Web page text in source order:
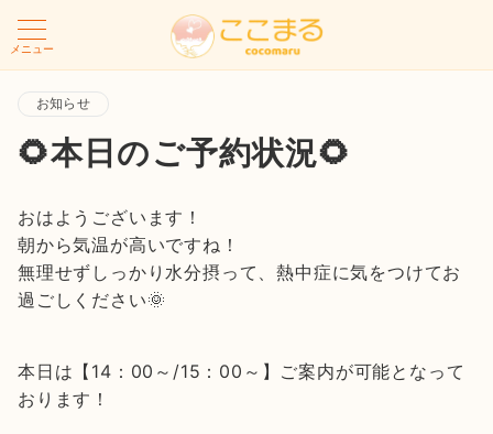
メニュー
お知らせ
🌻本日のご予約状況🌻
おはようございます！
朝から気温が高いですね！
無理せずしっかり水分摂って、熱中症に気をつけてお
過ごしください🌞
本日は【14：00～/15：00～】ご案内が可能となって
おります！